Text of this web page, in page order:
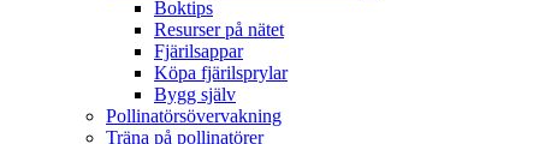
Boktips
Resurser på nätet
Fjärilsappar
Köpa fjärilsprylar
Bygg själv
Pollinatörsövervakning
Träna på pollinatörer